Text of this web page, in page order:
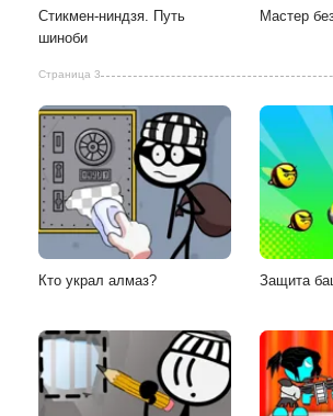
Стикмен-ниндзя. Путь
шиноби
Мастер
Страница 3
Кто украл алмаз? Защита